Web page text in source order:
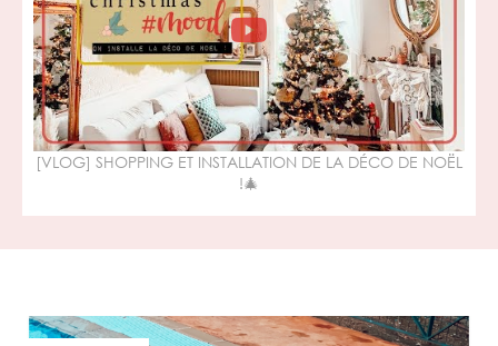
[VLOG] SHOPPING ET INSTALLATION DE LA DÉCO DE NOËL
!🎄